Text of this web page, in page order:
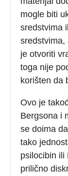
mogle biti
sredstvima
sredstvima,
je otvoriti
toga nije
korišten da
Ovo je
Bergsona i
se doima
tako
psilocibin ili
prilično